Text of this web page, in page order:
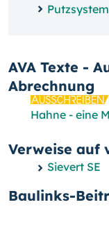
AVA Texte -
Abrechnung
Hahne - eine
Verweise auf
Sievert SE
Baulinks-